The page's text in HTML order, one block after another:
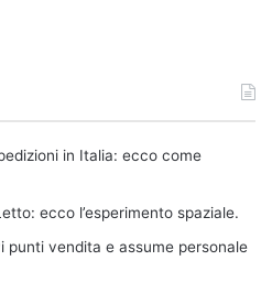
in Italia: ecco come
ecco l’esperimento spaziale.
punti vendita e assume personale